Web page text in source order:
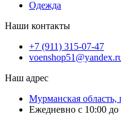
Одежда
Наши контакты
+7 (911) 315-07-47
Наш адрес
Мурманская
Ежедневно с 10:00 до